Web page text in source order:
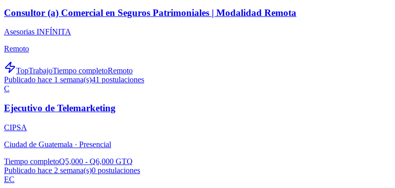
Consultor (a) Comercial en Seguros Patrimoniales | Modalidad Remota
Asesorias INFÍNITA
Remoto
TopTrabajoTiempo completoRemoto
Publicado hace 1 semana(s)41 postulaciones
C
Ejecutivo de Telemarketing
CIPSA
Ciudad de Guatemala · Presencial
Tiempo completoQ5,000 - Q6,000 GTQ
Publicado hace 2 semana(s)0 postulaciones
EC